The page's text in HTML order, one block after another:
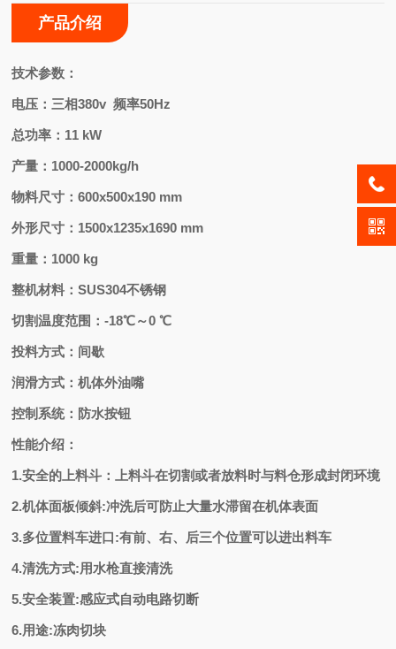
产品介绍
技术参数：
电压：三相380v 频率50Hz
总功率：11 kW
产量：1000-2000kg/h
物料尺寸：600x500x190 mm
外形尺寸：1500x1235x1690 mm
重量：1000 kg
整机材料：SUS304不锈钢
切割温度范围：-18℃～0 ℃
投料方式：间歇
润滑方式：机体外油嘴
控制系统：防水按钮
性能介绍：
1.安全的上料斗：上料斗在切割或者放料时与料仓形成封闭环境
2.机体面板倾斜:冲洗后可防止大量水滞留在机体表面
3.多位置料车进口:有前、右、后三个位置可以进出料车
4.清洗方式:用水枪直接清洗
5.安全装置:感应式自动电路切断
6.用途:冻肉切块